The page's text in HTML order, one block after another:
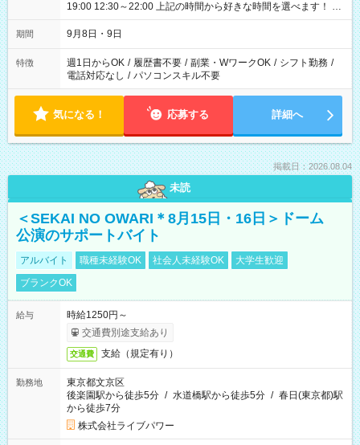
19:00 12:30～22:00 上記の時間から好きな時間を選べます！ ※
時間は変更となる可能性があります
期間 9月8日・9日
特徴 週1日からOK / 履歴書不要 / 副業・WワークOK / シフト勤務 /
電話対応なし / パソコンスキル不要
気になる！ 応募する 詳細へ
掲載日：2026.08.04
未読
＜SEKAI NO OWARI＊8月15日・16日＞ドーム
公演のサポートバイト
アルバイト 職種未経験OK 社会人未経験OK
大学生歓迎
ブランクOK
給与
時給1250円～
交通費別途支給あり
交通費 支給（規定有り）
勤務地
東京都文京区
後楽園駅から徒歩5分 / 水道橋駅から徒歩5分 / 春日(東京都)駅
から徒歩7分
株式会社ライブパワー